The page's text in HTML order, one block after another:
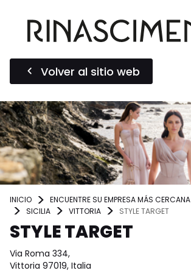
Volver al sitio web
INICIO ENCUENTRE SU EMPRESA MÁS CERCANA
SICILIA
VITTORIA STYLE TARGET
STYLE TARGET
Via Roma 334,
Vittoria 97019, Italia